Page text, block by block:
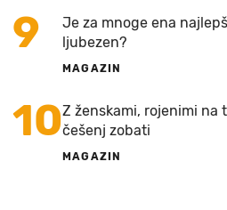
9
Je za mnoge ena
ljubezen?
MAGAZIN
10Z ženskami, rojenimi na
češenj zobati
MAGAZIN